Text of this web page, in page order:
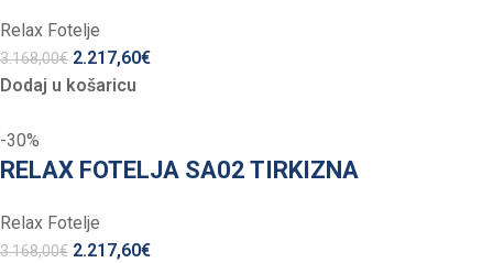
Relax Fotelje
3.168,00€ 2.217,60€
Dodaj u košaricu
-30%
RELAX FOTELJA SA02 TIRKIZNA
Relax Fotelje
3.168,00€ 2.217,60€